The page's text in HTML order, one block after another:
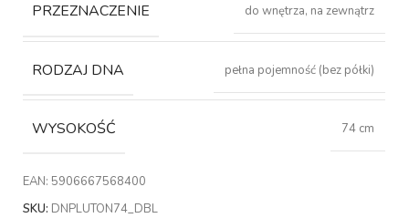
PRZEZNACZENIE do wnętrza, na zewnątrz
RODZAJ DNA pełna pojemność (bez półki)
WYSOKOŚĆ 74 cm
EAN: 5906667568400
SKU: DNPLUTON74_DBL